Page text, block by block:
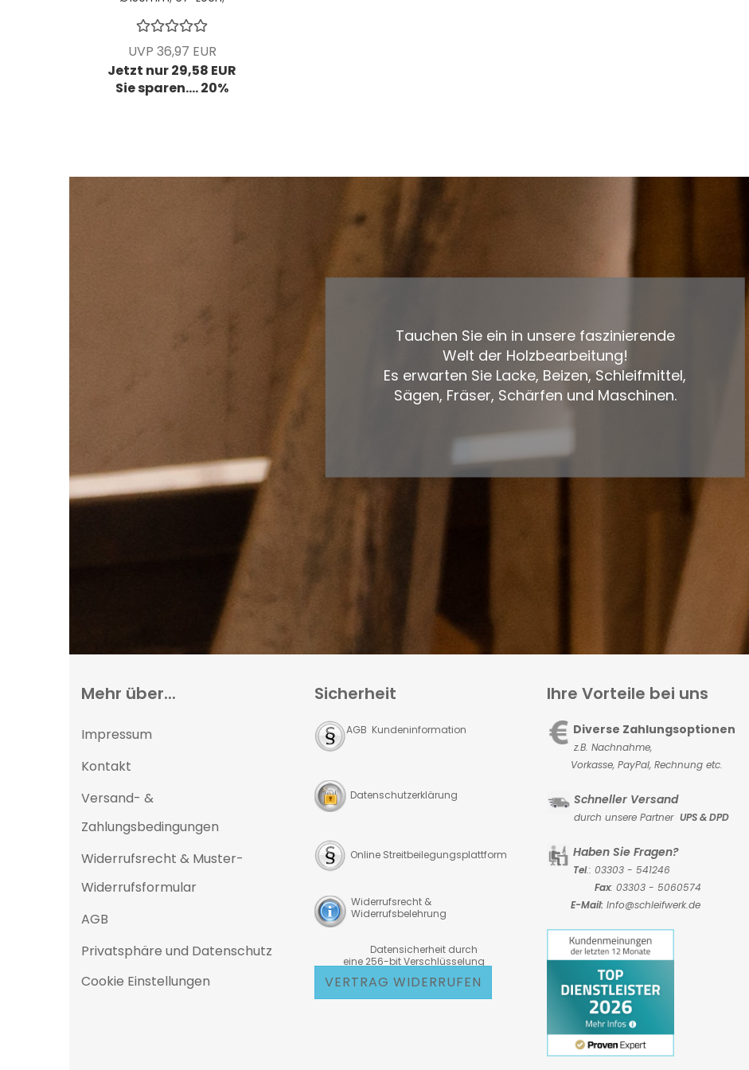
UVP 36,97 EUR
Jetzt nur 29,58 EUR
Sie sparen.... 20%
Tauchen Sie ein in unsere faszinierende
Welt der Holzbearbeitung!
Es erwarten Sie Lacke, Beizen, Schleifmittel,
Sägen, Fräser, Schärfen und Maschinen.
Mehr über...
Impressum
Kontakt
Versand- &
Zahlungsbedingungen
Widerrufsrecht & Muster-
Widerrufsformular
AGB
Privatsphäre und Datenschutz
Cookie Einstellungen
Sicherheit
AGB Kundeninformation
Datenschutzerklärung
Online Streitbeilegungsplattform
Widerrufsrecht &
Widerrufsbelehrung
Datensicherheit durch
eine 256-bit Verschlüsselung
VERTRAG WIDERRUFEN
Ihre Vorteile bei uns
Diverse Zahlungsoptionen
z.B. Nachnahme,
Vorkasse, PayPal, Rechnung etc.
Schneller Versand
durch unsere Partner UPS & DPD
Haben Sie Fragen?
Tel.: 03303 - 541246
Fax: 03303 - 5060574
E-Mail: Info@schleifwerk.de